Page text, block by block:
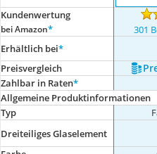
Kundenwertung
bei Amazon* 301
Erhältlich bei*
Preis­vergleich
Zahlbar in Raten*
Allgemeine Produktinformationen
Typ
Dreiteiliges Glaselement